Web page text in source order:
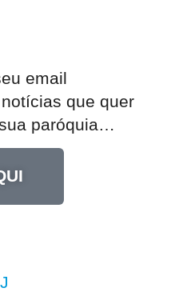
email​
que quer
paróquia…